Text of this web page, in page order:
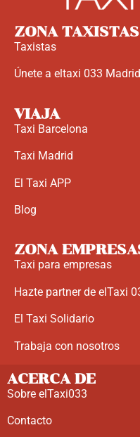
ZONA TAXISTAS
Taxistas
Únete a eltaxi 033 Madrid
VIAJA
Taxi Barcelona
Taxi Madrid
El Taxi APP
Blog
ZONA
Taxi para empresas
Hazte partner de elTaxi
El Taxi Solidario
Trabaja con nosotros
ACERCA DE
Sobre elTaxi033
Contacto